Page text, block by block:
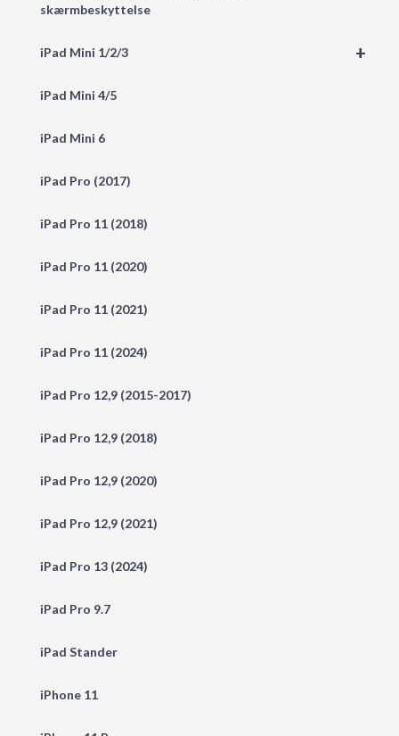
skærmbeskyttelse
+
iPad Mini 1/2/3
iPad Mini 4/5
iPad Mini 6
iPad Pro (2017)
iPad Pro 11 (2018)
iPad Pro 11 (2020)
iPad Pro 11 (2021)
iPad Pro 11 (2024)
iPad Pro 12,9 (2015-2017)
iPad Pro 12,9 (2018)
iPad Pro 12,9 (2020)
iPad Pro 12,9 (2021)
iPad Pro 13 (2024)
iPad Pro 9.7
iPad Stander
iPhone 11